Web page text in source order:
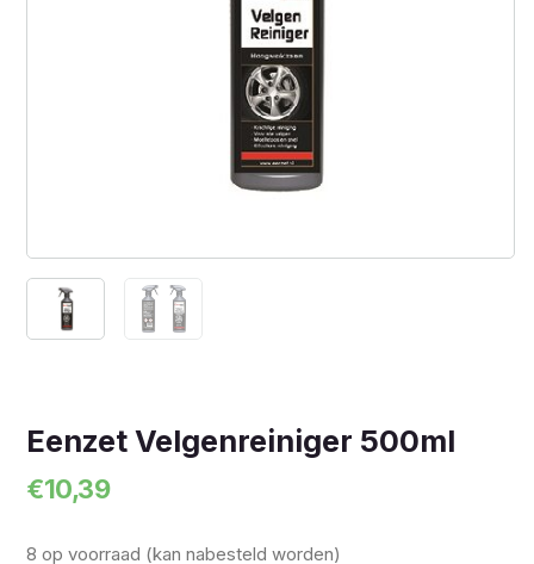
Eenzet Velgenreiniger 500ml
€10,39
8 op voorraad (kan nabesteld worden)